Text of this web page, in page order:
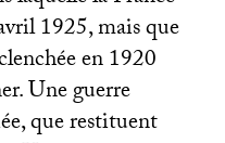
1925, mais que
en 1920
Une guerre
que restituent